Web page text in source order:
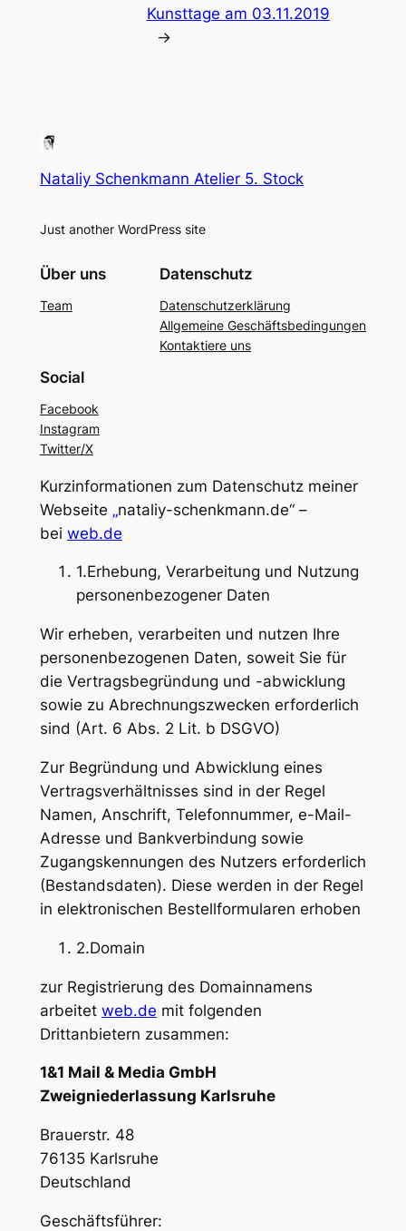
Kunsttage am 03.11.2019
→
Nataliy Schenkmann Atelier 5. Stock
Just another WordPress site
Über uns
Team
Datenschutz
Datenschutzerklärung
Allgemeine Geschäftsbedingungen
Kontaktiere uns
Social
Facebook
Instagram
Twitter/X
Kurzinformationen zum Datenschutz meiner
Webseite „nataliy-schenkmann.de“ –
bei web.de
1.Erhebung, Verarbeitung und Nutzung
personenbezogener Daten
Wir erheben, verarbeiten und nutzen Ihre
personenbezogenen Daten, soweit Sie für
die Vertragsbegründung und -abwicklung
sowie zu Abrechnungszwecken erforderlich
sind (Art. 6 Abs. 2 Lit. b DSGVO)
Zur Begründung und Abwicklung eines
Vertragsverhältnisses sind in der Regel
Namen, Anschrift, Telefonnummer, e-Mail-
Adresse und Bankverbindung sowie
Zugangskennungen des Nutzers erforderlich
(Bestandsdaten). Diese werden in der Regel
in elektronischen Bestellformularen erhoben
2.Domain
zur Registrierung des Domainnamens
arbeitet web.de mit folgenden
Drittanbietern zusammen:
1&1 Mail & Media GmbH
Zweigniederlassung Karlsruhe
Brauerstr. 48
76135 Karlsruhe
Deutschland
Geschäftsführer: